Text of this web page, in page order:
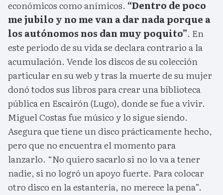
económicos como anímicos. “Dentro de poco
me jubilo y no me van a dar nada porque a
los autónomos nos dan muy poquito”. En
este periodo de su vida se declara contrario a la
acumulación. Vende los discos de su colección
particular en su web y tras la muerte de su mujer
donó todos sus libros para crear una biblioteca
pública en Escairón (Lugo), donde se fue a vivir.
Miguel Costas fue músico y lo sigue siendo.
Asegura que tiene un disco prácticamente hecho,
pero que no encuentra el momento para
lanzarlo. “No quiero sacarlo si no lo va a tener
nadie, si no logró un apoyo fuerte. Para colocar
otro disco en la estantería, no merece la pena”.